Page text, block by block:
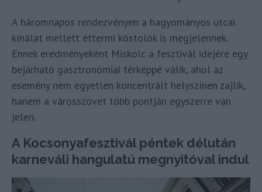
A háromnapos rendezvényen a hagyományos utcai
kínálat mellett éttermi kóstolók is megjelennek.
Ennek eredményeként Miskolc a fesztivál idejére egy
bejárható gasztronómiai térképpé válik, ahol az
esemény nem egyetlen koncentrált helyszínen zajlik,
hanem a városszövet több pontján egyszerre van
jelen.
A Kocsonyafesztivál péntek délután
karneváli hangulatú megnyitóval indul